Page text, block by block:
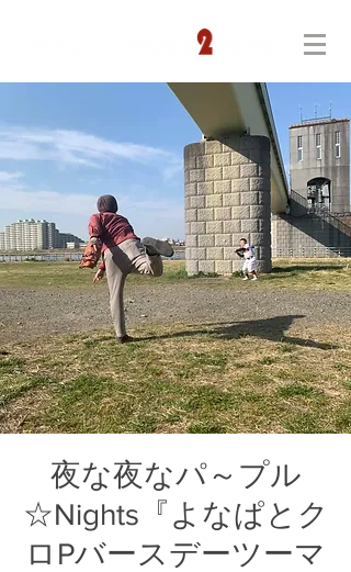
夜な夜なパ～プル
☆Nights『よなぱとク
ロPバースデーツーマ